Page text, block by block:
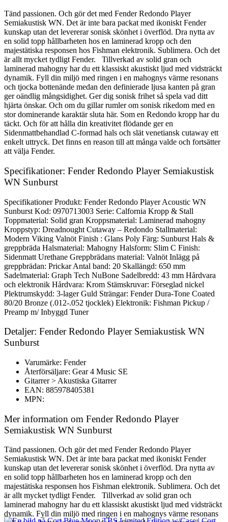
Tänd passionen. Och gör det med Fender Redondo Player
Semiakustisk WN. Det är inte bara packat med ikoniskt Fender
kunskap utan det levererar sonisk skönhet i överflöd. Dra nytta av
en solid topp hållbarheten hos en laminerad kropp och den
majestätiska responsen hos Fishman elektronik. Sublimera. Och det
är allt mycket tydligt Fender. Tillverkad av solid gran och
laminerad mahogny har du ett klassiskt akustiskt ljud med vidsträckt
dynamik. Fyll din miljö med ringen i en mahognys värme resonans
och tjocka bottenände medan den definierade ljusa kanten på gran
ger oändlig mångsidighet. Ger dig sonisk frihet så spela vad ditt
hjärta önskar. Och om du gillar rumler om sonisk rikedom med en
stor dominerande karaktär sluta här. Som en Redondo kropp har du
täckt. Och för att hålla din kreativitet flödande ger en
Sidenmattbehandlad C-formad hals och slät venetiansk cutaway ett
enkelt uttryck. Det finns en reason till att många valde och fortsätter
att välja Fender.
Specifikationer: Fender Redondo Player Semiakustisk
WN Sunburst
Specifikationer Produkt: Fender Redondo Player Acoustic WN
Sunburst Kod: 0970713003 Serie: Calfornia Kropp & Stall
Toppmaterial: Solid gran Kroppsmaterial: Laminerad mahogny
Kroppstyp: Dreadnought Cutaway – Redondo Stallmaterial:
Modern Viking Valnöt Finish : Glans Poly Färg: Sunburst Hals &
greppbräda Halsmaterial: Mahogny Halsform: Slim C Finish:
Sidenmatt Urethane Greppbrädans material: Valnöt Inlägg på
greppbrädan: Prickar Antal band: 20 Skallängd: 650 mm
Sadelmaterial: Graph Tech NuBone Sadelbredd: 43 mm Hårdvara
och elektronik Hårdvara: Krom Stämskruvar: Förseglad nickel
Plektrumskydd: 3-lager Guld Strängar: Fender Dura-Tone Coated
80/20 Bronze (.012-.052 tjocklek) Elektronik: Fishman Pickup /
Preamp m/ Inbyggd Tuner
Detaljer: Fender Redondo Player Semiakustisk WN
Sunburst
Varumärke: Fender
Återförsäljare: Gear 4 Music SE
Gitarrer > Akustiska Gitarrer
EAN: 885978405381
MPN:
Mer information om Fender Redondo Player
Semiakustisk WN Sunburst
Tänd passionen. Och gör det med Fender Redondo Player
Semiakustisk WN. Det är inte bara packat med ikoniskt Fender
kunskap utan det levererar sonisk skönhet i överflöd. Dra nytta av
en solid topp hållbarheten hos en laminerad kropp och den
majestätiska responsen hos Fishman elektronik. Sublimera. Och det
är allt mycket tydligt Fender. Tillverkad av solid gran och
laminerad mahogny har du ett klassiskt akustiskt ljud med vidsträckt
dynamik. Fyll din miljö med ringen i en mahognys värme resonans